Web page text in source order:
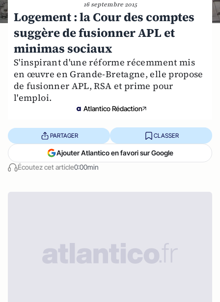
16 septembre 2015
Logement : la Cour des comptes
suggère de fusionner APL et
minimas sociaux
S'inspirant d'une réforme récemment mis
en œuvre en Grande-Bretagne, elle propose
de fusionner APL, RSA et prime pour
l'emploi.
Atlantico Rédaction
Écoutez cet article0:00min
PARTAGER CLASSER
Ajouter Atlantico en favori sur Google